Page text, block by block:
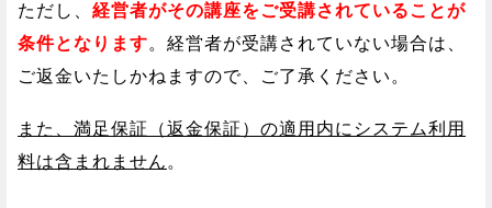
ただし、 経営者がその講座をご受講されていることが
条件となります。経営者が受講されていない場合は、
ご返金いたしかねますので、ご了承ください。
また、満足保証（返金保証）の適用内にシステム利用
料は含まれません 。